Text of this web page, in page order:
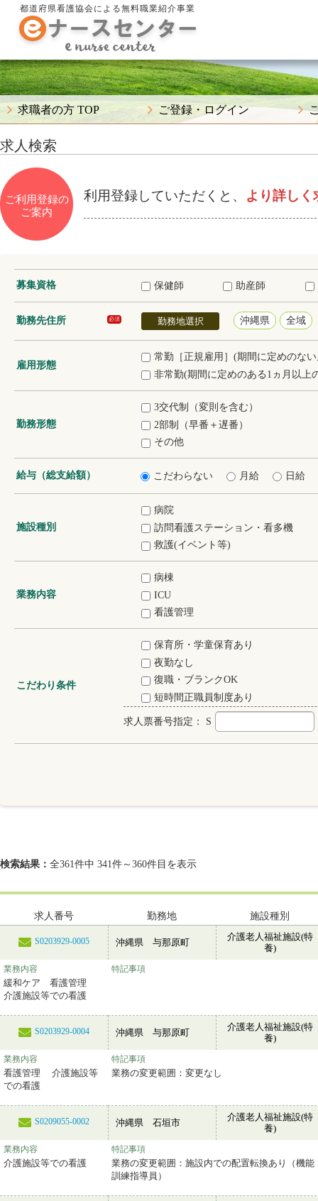
都道府県看護協会による無料職業紹介事業
求職者の方 TOP ご登録・ログイン
求人検索
ご利用登録の
ご案内
利用登録していただくと、 より詳しく
募集資格 保健師 助産師
勤務先住所 必須 勤務地選択 沖縄県 全域
雇用形態
常勤［正規雇用］(期間に定めのな
非常勤(期間に定めのある1ヵ月以上
勤務形態
3交代制（変則を含む）
2部制（早番＋遅番）
その他
給与（総支給額） こだわらない 月給 日給
施設種別
病院
訪問看護ステーション・看多機
救護(イベント等)
業務内容
病棟
ICU
看護管理
こだわり条件
保育所・学童保育あり
夜勤なし
復職・ブランクOK
短時間正職員制度あり
求人票番号指定： S
検索結果： 全361件中 341件～360件目を表示
求人番号 勤務地 施設種別
S0203929-0005 沖縄県 与那原町
介護老人福祉施設(特
養)
業務内容
緩和ケア 看護管理
介護施設等での看護
特記事項
S0203929-0004 沖縄県 与那原町
介護老人福祉施設(特
養)
業務内容
看護管理 介護施設等
での看護
特記事項
業務の変更範囲：変更なし
S0209055-0002 沖縄県 石垣市
介護老人福祉施設(特
養)
業務内容
介護施設等での看護
特記事項
業務の変更範囲：施設内での配置転換あり（機能
訓練指導員）